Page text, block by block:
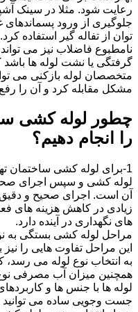
رعایت شود. مثلا در سینک
جلوگیری از ورود پسماندهای
توان از تفاله گیر استفاده
نامطبوع فاضلاب نیز می
گرفتگی یا نشت لوله ها باشد
متخصصان لوله بازکنی می
مشکل مقابله کرد و آن را
چطور لوله کشی
را انجام دهیم؟
1-برای لوله کشی ساختمان
لوله کشی و سپس اجرای
آن است. اجرای صحیح و دقیق
زیادی در کاهش هزینه های
های نگهداری در آینده دارد.
مراحل لوله کشی بستگی به
این مراحل تفاوت هایی را نیز
به انتخاب نوع لوله می رسد،
همچنین میزان آب مصرفی
لوله ها با جنس ها و
جست وجویی ساده می توانید